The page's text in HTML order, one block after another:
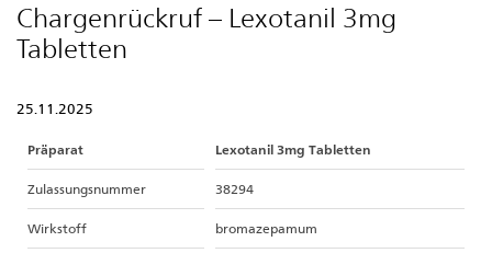
Chargenrückruf – Lexotanil 3mg
Tabletten
25.11.2025
Präparat Lexotanil 3mg Tabletten
Zulassungsnummer 38294
Wirkstoff bromazepamum